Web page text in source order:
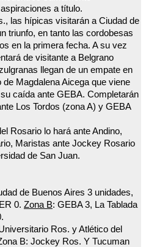
a título.
las hípicas visitarán a Ciudad de
triunfo, en tanto las cordobesas
en la primera fecha. A su vez
de visitante a Belgrano
llegan de un empate en
Magdalena Aicega que viene
caída ante GEBA. Completarán
Los Tordos (zona A) y GEBA
Rosario lo hará ante Andino,
Maristas ante Jockey Rosario
de San Juan.
de Buenos Aires 3 unidades,
0. Zona B: GEBA 3, La Tablada
Ros. y Atlético del
B: Jockey Ros. Y Tucuman